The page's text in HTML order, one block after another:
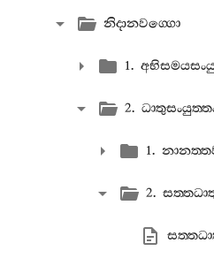
නිදානවග‍්ගො
1.
2.
1.
2.